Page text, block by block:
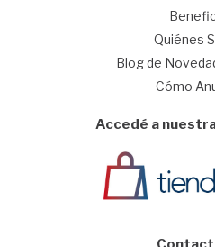
Quiénes
Blog de
Cómo
Accedé a